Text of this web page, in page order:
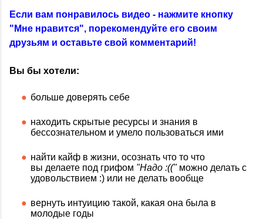
Если вам понравилось видео - нажмите кнопку
"Мне нравится", порекомендуйте его своим
друзьям и оставьте свой комментарий!
Вы бы хотели:
больше доверять себе
находить скрытые ресурсы и знания в
бессознательном и умело пользоваться ими
найти кайф в жизни, осознать что то что
вы делаете под грифом "Надо :(("можно делать с
удовольствием :) или не делать вообще
вернуть интуицию такой, какая она была в
молодые годы